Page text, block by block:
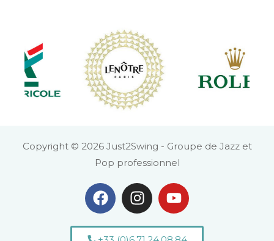
Copyright © 2026 Just2Swing - Groupe de Jazz et
Pop professionnel